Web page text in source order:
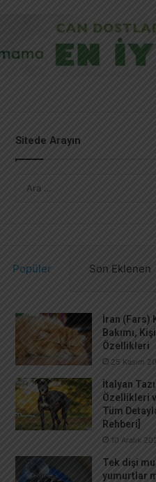
Sitede Arayın
Popüler Son Eklenen
İran (Fars)
Bakımı,
Özellikleri
25 Kasım
İtalyan
Özellikleri
Tüm
Rehberi]
10 Aralık
Tek dişi
yumurtlar